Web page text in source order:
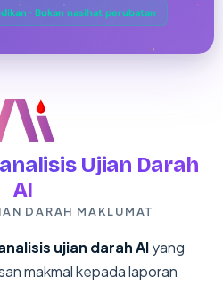
· Bukan nasihat perubatan
Ujian Darah
AI
DARAH MAKLUMAT
ujian darah AIyang
makmal kepada laporan